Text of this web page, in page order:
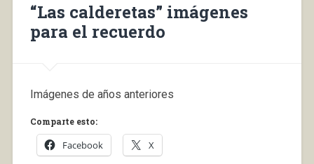
“Las calderetas” imágenes
para el recuerdo
Imágenes de años anteriores
Comparte esto:
Facebook X